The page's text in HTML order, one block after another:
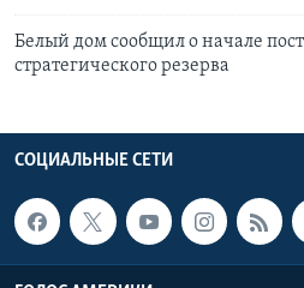
Белый дом сообщил о начале
стратегического резерва
СОЦИАЛЬНЫЕ СЕТИ